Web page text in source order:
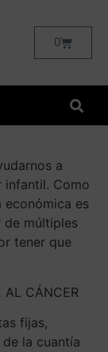
0
a
infantil. Como
económica es
de múltiples
tener que
AL CÁNCER
fijas,
la cuantía